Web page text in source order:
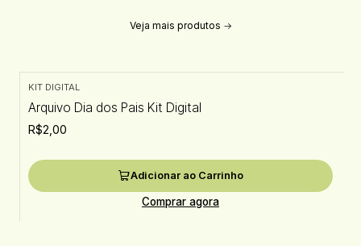
Veja mais produtos
KIT DIGITAL
Arquivo Dia dos Pais Kit Digital
R$2,00
Adicionar ao Carrinho
Comprar agora